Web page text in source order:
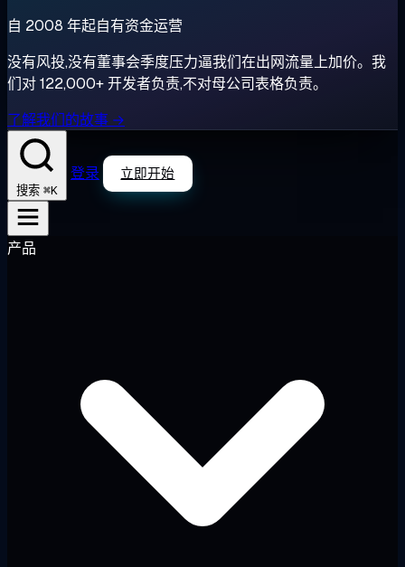
自 2008 年起自有资金运营
没有风投,没有董事会季度压力逼我们在出网流量上加价。我
们对 122,000+ 开发者负责,不对母公司表格负责。
了解我们的故事 →
搜索 ⌘K
登录 立即开始
产品